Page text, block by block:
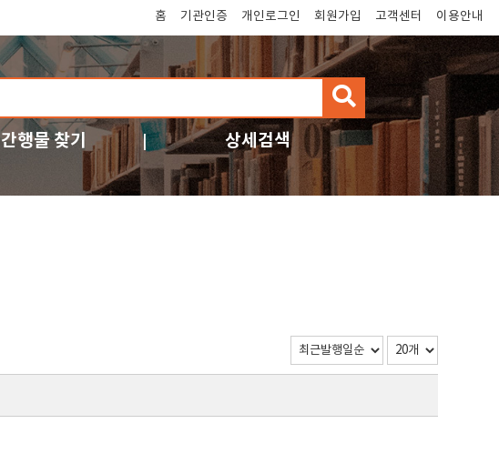
홈 기관인증 개인로그인 회원가입 고객센터 이용안내
검
색
간행물 찾기 상세검색